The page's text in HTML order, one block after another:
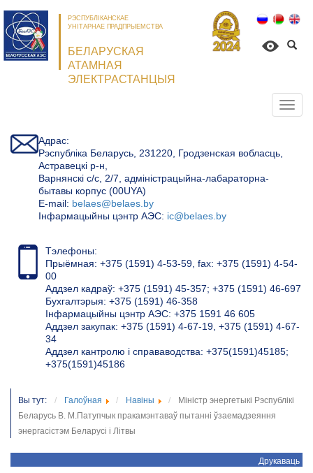
РЭСПУБЛІКАНСКАЕ
УНІТАРНАЕ ПРАДПРЫЕМСТВА
БЕЛАРУСКАЯ
АТАМНАЯ
ЭЛЕКТРАСТАНЦЫЯ
Адрас:
Рэспубліка Беларусь, 231220, Гродзенская вобласць,
Астравецкі р-н,
Варнянскі с/с, 2/7, адміністрацыйна-лабараторна-
бытавы корпус (00UYA)
Е-mail: belaes@belaes.by
Інфармацыйны цэнтр АЭС: ic@belaes.by
Тэлефоны:
Прыёмная: +375 (1591) 4-53-59, fax: +375 (1591) 4-54-
00
Аддзел кадраў: +375 (1591) 45-357; +375 (1591) 46-697
Бухгалтэрыя: +375 (1591) 46-358
Інфармацыйны цэнтр АЭС: +375 1591 46 605
Аддзел закупак: +375 (1591) 4-67-19, +375 (1591) 4-67-
34
Аддзел кантролю і справаводства: +375(1591)45185;
+375(1591)45186
Вы тут: Галоўная Навіны
Міністр энергетыкі Рэспублікі
Беларусь В. М.Патупчык пракамэнтаваў пытанні ўзаемадзеяння
энергасістэм Беларусі і Літвы
Друкаваць